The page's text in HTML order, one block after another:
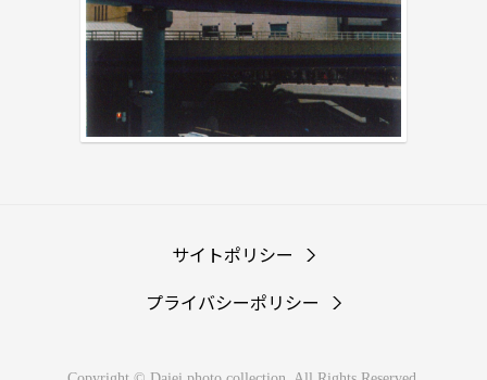
サイトポリシー
プライバシーポリシー